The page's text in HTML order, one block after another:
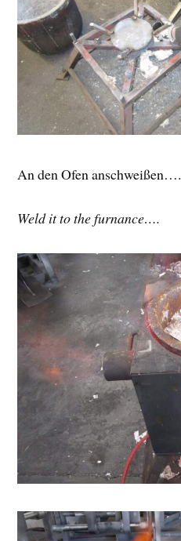
An den Ofen anschweißen….
Weld it to the furnance….